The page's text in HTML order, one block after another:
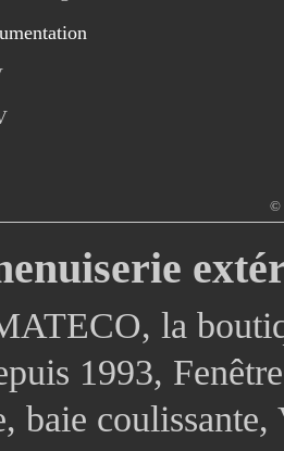
©
la
1993,
baie